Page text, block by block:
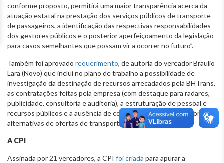
conforme proposto, permitirá uma maior transparência acerca da
atuação estatal na prestação dos serviços públicos de transporte
de passageiros, a identificação das respectivas responsabilidades
dos gestores públicos e o posterior aperfeiçoamento da legislação
para casos semelhantes que possam vir a ocorrer no futuro”.
Também foi aprovado requerimento, de autoria do vereador Braulio
Lara (Novo) que inclui no plano de trabalho a possibilidade de
investigação da destinação de recursos arrecadados pela BHTrans,
as contratações feitas pela empresa (com destaque para radares,
publicidade, consultoria e auditoria), a estruturação de pessoal e
recursos públicos e a ausência de concorrência mercantil e formas
alternativas de ofertas de transporte público.
A CPI
Assinada por 21 vereadores, a CPI foi criada para apurar a